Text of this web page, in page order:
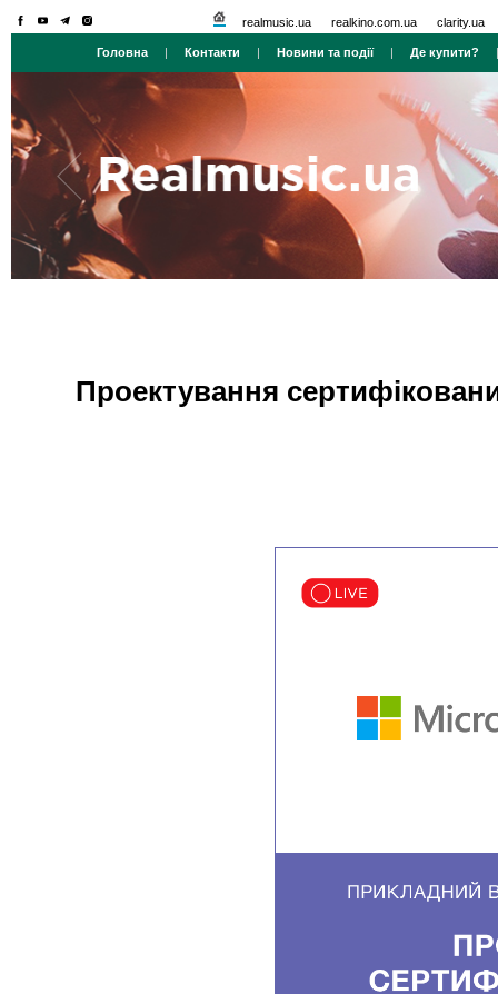
realmusic.ua realkino.com.ua clarity.ua
Головна | Контакти | Новини та події| Де купити?
Проектування